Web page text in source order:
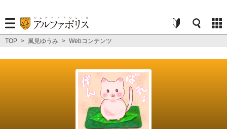
TOP > 風見ゆうみ > Webコンテンツ